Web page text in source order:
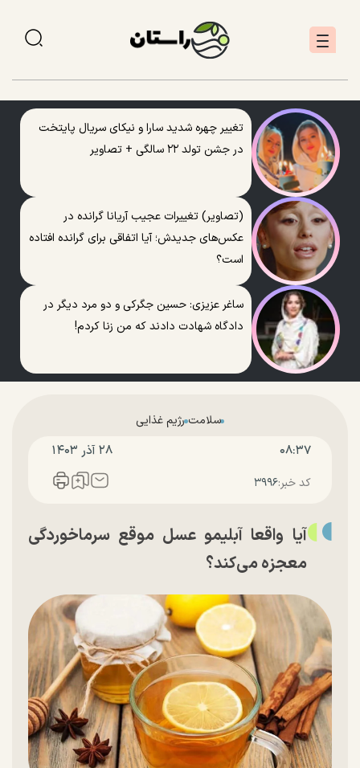
تغییر چهره شدید سارا و نیکای سریال پایتخت
در جشن تولد ۲۲ سالگی + تصاویر
(تصاویر) تغییرات عجیب آریانا گرانده در
عکس‌های جدیدش؛ آیا اتفاقی برای گرانده افتاده
است؟
ساغر عزیزی: حسین جگرکی و دو مرد دیگر در
دادگاه شهادت دادند که من زنا کردم!
سلامت رژیم غذایی
۰۸:۳۷ ۲۸ آذر ۱۴۰۳
کد خبر:۳۹۹۶
آیا واقعا آبلیمو عسل موقع سرماخوردگی
معجزه می‌کند؟